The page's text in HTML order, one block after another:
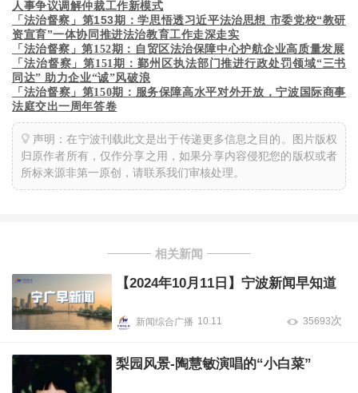
人事争议调解仲裁工作新模式
「法治督察」第153期：学思悟透习近平法治思想 市委党校“教研
资宣育”一体协同推进法治教育工作走深走实
「法治督察」第152期：自贸区法治保障中心护航企业高质量发展
「法治督察」第151期：鄞州区执法部门推进行政处罚领域“三书
同达” 助力企业“诚”风破浪
「法治督察」第150期：服务保障高水平对外开放，宁波国际商事
法庭交出一周年答卷
声明：在宁波刊载此文是出于传递更多信息之目的。图片版权
归原作者所有，仅作分享之用，如果分享内容侵犯您的版权或者
所标来源非第一原创，请联系我们审核处理。
相关新闻
【2024年10月11日】宁波新闻早知道
新闻综合广播 10.11 35693次
梨园风景-陶慧敏演唱的“小白菜”